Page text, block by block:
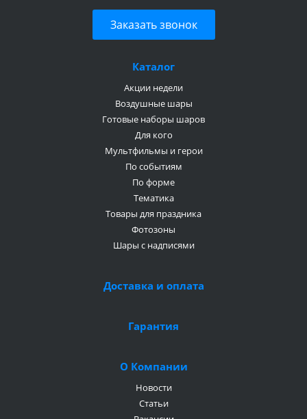
Заказать звонок
Каталог
Акции недели
Воздушные шары
Готовые наборы шаров
Для кого
Мультфильмы и герои
По событиям
По форме
Тематика
Товары для праздника
Фотозоны
Шары с надписями
Доставка и оплата
Гарантия
О Компании
Новости
Статьи